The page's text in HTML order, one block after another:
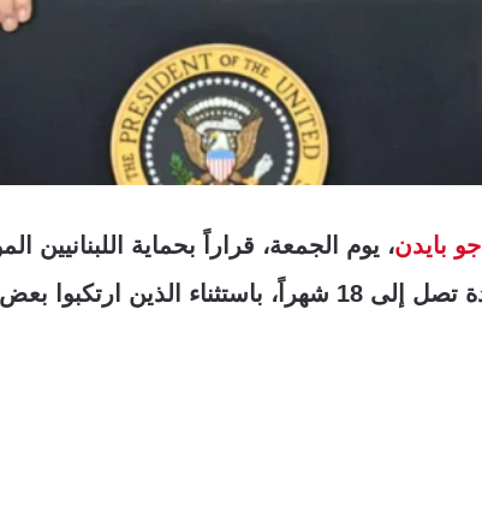
جو بايدن، يوم الجمعة، قراراً بحماية اللبنانيين
المتحدة من الترحيل لمدة تصل إلى 18 شهراً، باستثناء